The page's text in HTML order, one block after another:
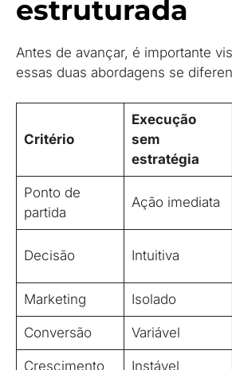
estruturada
Antes de avançar, é importante
essas duas abordagens se
Critério
Execução
sem
estratégia
Ponto de
partida
Ação imediata
Decisão Intuitiva
Marketing Isolado
Conversão Variável
Crescimento Instável